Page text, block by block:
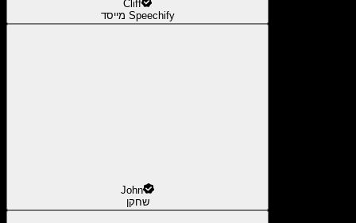
Cliff
מייסד Speechify
John
שחקן